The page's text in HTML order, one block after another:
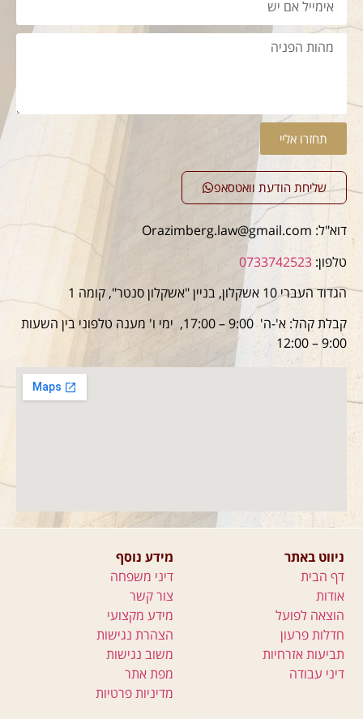
תחזרו אליי
שליחת הודעת וואטסאפ
דוא"ל: Orazimberg.law@gmail.com
טלפון: 0733742523
הגדוד העברי 10 אשקלון, בניין "אשקלון סנטר", קומה 1
קבלת קהל: א'-ה' 9:00 – 17:00, ימי ו' מענה טלפוני בין השעות
9:00 – 12:00
ניווט באתר
דף הבית
אודות
הוצאה לפועל
חדלות פרעון
תביעות אזרחיות
דיני עבודה
מידע נוסף
דיני משפחה
צור קשר
מידע מקצועי
הצהרת נגישות
משוב נגישות
מפת אתר
מדיניות פרטיות